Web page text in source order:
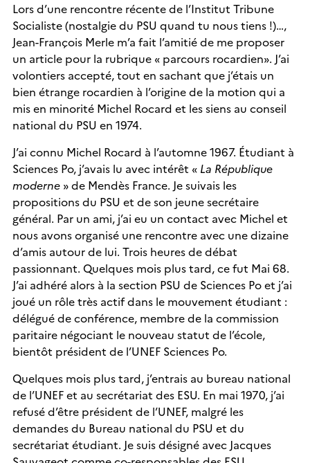
Lors d’une rencontre récente de l’Institut Tribune
Socialiste (nostalgie du PSU quand tu nous tiens !)…,
Jean-François Merle m’a fait l’amitié de me proposer
un article pour la rubrique « parcours rocardien». J’ai
volontiers accepté, tout en sachant que j’étais un
bien étrange rocardien à l’origine de la motion qui a
mis en minorité Michel Rocard et les siens au conseil
national du PSU en 1974.
J’ai connu Michel Rocard à l’automne 1967. Étudiant à
Sciences Po, j’avais lu avec intérêt « La République
moderne» de Mendès France. Je suivais les
propositions du PSU et de son jeune secrétaire
général. Par un ami, j’ai eu un contact avec Michel et
nous avons organisé une rencontre avec une dizaine
d’amis autour de lui. Trois heures de débat
passionnant. Quelques mois plus tard, ce fut Mai 68.
J’ai adhéré alors à la section PSU de Sciences Po et j’ai
joué un rôle très actif dans le mouvement étudiant :
délégué de conférence, membre de la commission
paritaire négociant le nouveau statut de l’école,
bientôt président de l’UNEF Sciences Po.
Quelques mois plus tard, j’entrais au bureau national
de l’UNEF et au secrétariat des ESU. En mai 1970, j’ai
refusé d’être président de l’UNEF, malgré les
demandes du Bureau national du PSU et du
secrétariat étudiant. Je suis désigné avec Jacques